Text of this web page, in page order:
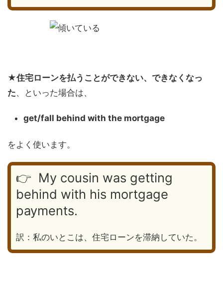
★住宅ローンを払うことができない、できなくなっ
た、といった場合は、
get/fall behind with the mortgage
をよく使います。
👉 My cousin was getting
behind with his mortgage
payments.
訳：私のいとこは、住宅ローンを滞納していた。